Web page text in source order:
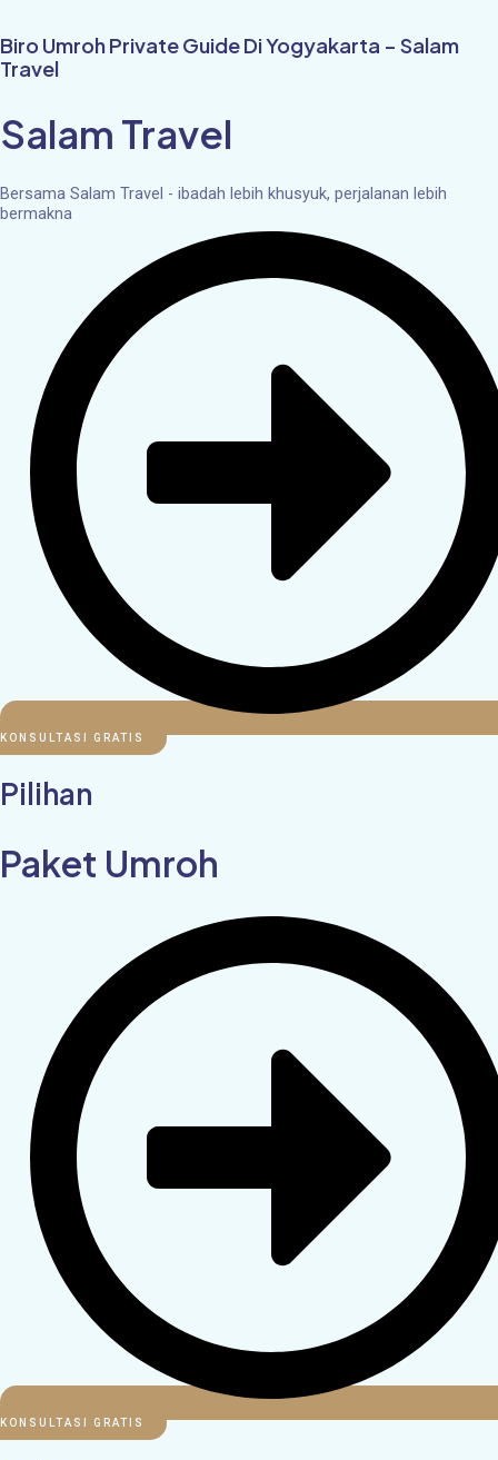
content
Biro Umroh Private Guide Di Yogyakarta – Salam
Travel
Salam Travel
Bersama Salam Travel - ibadah lebih khusyuk, perjalanan lebih
bermakna
KONSULTASI GRATIS
Pilihan
Paket Umroh
KONSULTASI GRATIS